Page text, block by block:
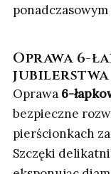
Oprawa 6-
jubilerstwa
Oprawa 6-
bezpieczne
pierścionkach
Szczęki